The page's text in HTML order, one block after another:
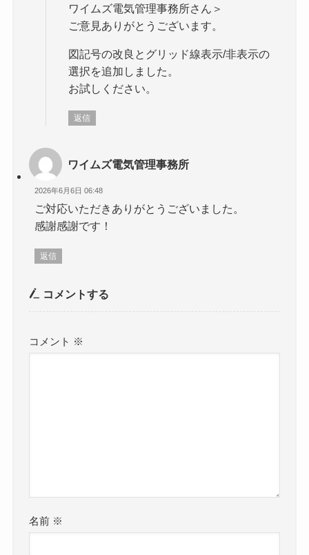
ワイムズ電気管理事務所さん＞
ご意見ありがとうございます。
図記号の改良とグリッド線表示/非表示の
選択を追加しました。
お試しください。
返信
ワイムズ電気管理事務所
2026年6月6日 06:48
ご対応いただきありがとうございました。
感謝感謝です！
返信
コメントする
コメント ※
名前 ※